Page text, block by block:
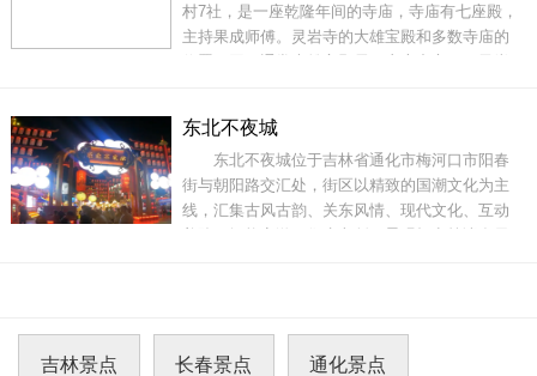
在不同的季
村7社，是一座乾隆年间的寺庙，寺庙有七座殿，
主持果成师傅。灵岩寺的大雄宝殿和多数寺庙的
位置不同。通常大雄宝殿居于寺庙中心，而灵岩
高的佛像三座，五百三十八座罗汉浮雕，十余米
长的供台。大殿正中供奉着释迦牟尼佛，左右两
侧分
东北不夜城
东北不夜城位于吉林省通化市梅河口市阳春
街与朝阳路交汇处，街区以精致的国潮文化为主
线，汇集古风古韵、关东风情、现代文化、互动
计了 多项免费娱乐设备，如怒发冲冠、声音邮
局、
吉林景点 长春景点 通化景点